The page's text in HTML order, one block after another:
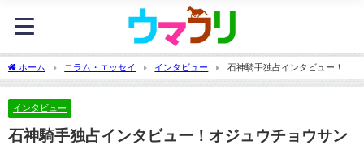
ホーム コラム・エッセイ インタビュー
石神騎手独占インタビュー！オ
ジュウチョウサンmini色紙への思い。
インタビュー
石神騎手独占インタビュー！オジュウチョウサン